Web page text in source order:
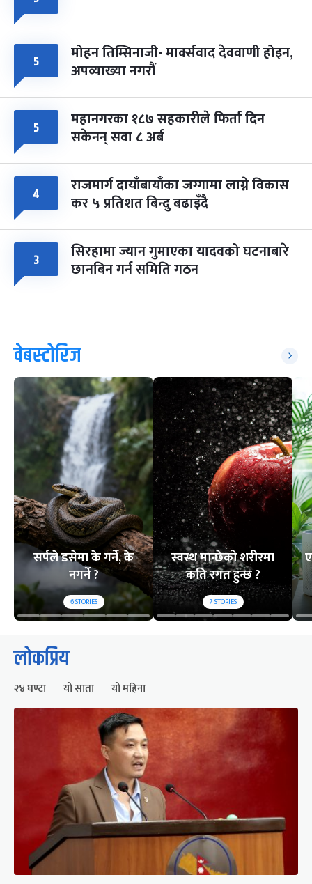
५ मोहन तिम्सिनाजी- मार्क्सवाद देववाणी होइन,
अपव्याख्या नगरौं
५ महानगरका १८७ सहकारीले फिर्ता दिन
सकेनन् सवा ८ अर्ब
४ राजमार्ग दायाँबायाँका जग्गामा लाग्ने विकास
कर ५ प्रतिशत बिन्दु बढाइँदै
३ सिरहामा ज्यान गुमाएका यादवको घटनाबारे
छानबिन गर्न समिति गठन
वेबस्टोरिज
सर्पले डसेमा के गर्ने, के
नगर्ने ?
6STORIES
स्वस्थ मान्छेको शरीरमा
कति रगत हुन्छ ?
7STORIES
लोकप्रिय
२४ घण्टा यो साता यो महिना